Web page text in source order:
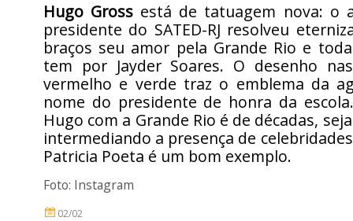
Hugo Gross está de tatuagem nova: o
presidente do SATED-RJ resolveu
braços seu amor pela Grande Rio e
tem por Jayder Soares. O desenho
vermelho e verde traz o emblema da
nome do presidente de honra da
Hugo com a Grande Rio é de décadas,
intermediando a presença de
Patricia Poeta é um bom exemplo.
Foto: Instagram
02/02